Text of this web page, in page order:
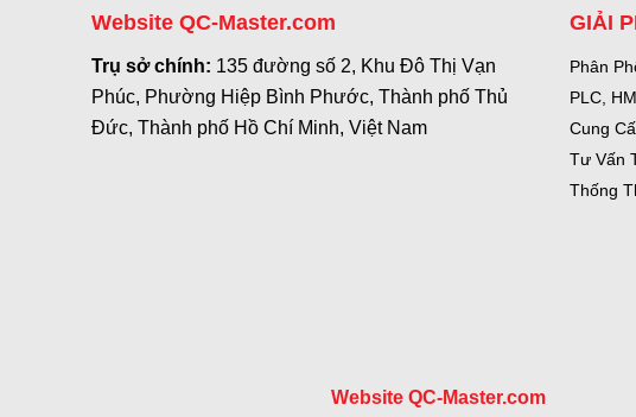
Website QC-Master.com
Trụ sở chính: 135 đường số 2, Khu Đô Thị Vạn
Phúc, Phường Hiệp Bình Phước, Thành phố Thủ
Đức, Thành phố Hồ Chí Minh, Việt Nam
GIẢI
Phân
PLC,
Cung
Tư Vấn
Thống
Website QC-Master.com